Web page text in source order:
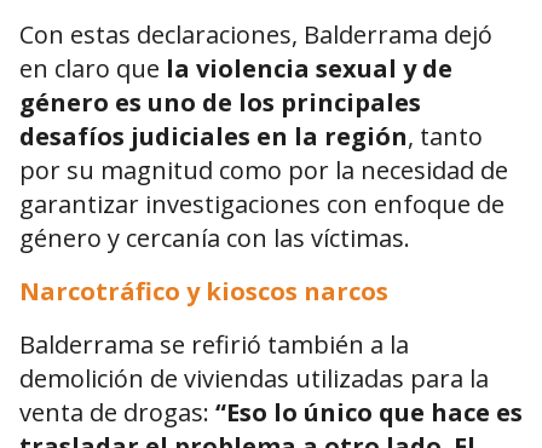
Con estas declaraciones, Balderrama dejó
en claro que la violencia sexual y de
género es uno de los principales
desafíos judiciales en la región, tanto
por su magnitud como por la necesidad de
garantizar investigaciones con enfoque de
género y cercanía con las víctimas.
Narcotráfico y kioscos narcos
Balderrama se refirió también a la
demolición de viviendas utilizadas para la
venta de drogas: “Eso lo único que hace es